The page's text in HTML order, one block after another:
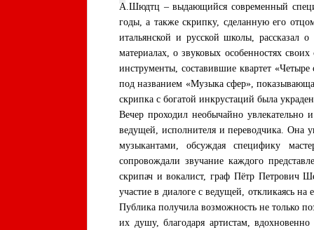
А.Шюдтц – выдающийся современный
годы, а также скрипку, сделанную его
итальянской и русской школы, рассказал
материалах, о звуковых особенностях
инструменты, составившие квартет
под названием «Музыка сфер»,
скрипка с богатой инкрустаций была
Вечер проходил необычайно
ведущей, исполнителя и переводчика. Она
музыкантами, обсуждая специфику
сопровождали звучание каждого
скрипач и вокалист, граф Пётр Петрович
участие в диалоге с ведущей, откликаясь
Публика получила возможность не только
их душу, благодаря артистам,